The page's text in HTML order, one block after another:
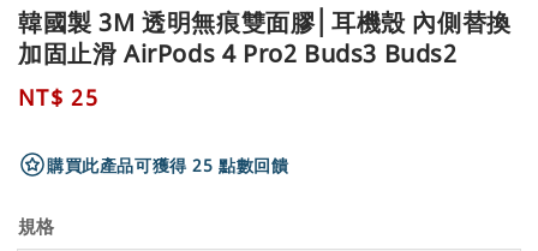
韓國製 3M 透明無痕雙面膠│耳機殼 內側替換
加固止滑 AirPods 4 Pro2 Buds3 Buds2
Regular
NT$ 25
購買此產品可獲得 25 點數回饋
規格